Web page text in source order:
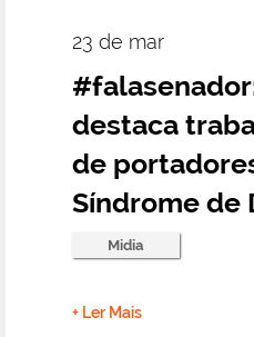
23 de mar
destaca
de
Síndrome de
Midia
+ Ler Mais